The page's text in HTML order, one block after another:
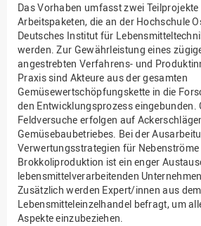
Das Vorhaben umfasst zwei
Arbeitspaketen, die an der Hochschule
Deutsches Institut für
werden. Zur Gewährleistung eines
angestrebten Verfahrens- und
Praxis sind Akteure aus der gesamten
Gemüsewertschöpfungskette in die
den Entwicklungsprozess eingebunden.
Feldversuche erfolgen auf
Gemüsebaubetriebes. Bei der
Verwertungsstrategien für Nebenströme
Brokkoliproduktion ist ein enger
lebensmittelverarbeitenden
Zusätzlich werden Expert/innen aus dem
Lebensmitteleinzelhandel befragt, um
Aspekte einzubeziehen.